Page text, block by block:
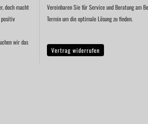
doch macht
wir das
Vereinbaren Sie für Service und Beratung am
Termin um die optimale Lösung zu finden.
Vertrag widerrufen